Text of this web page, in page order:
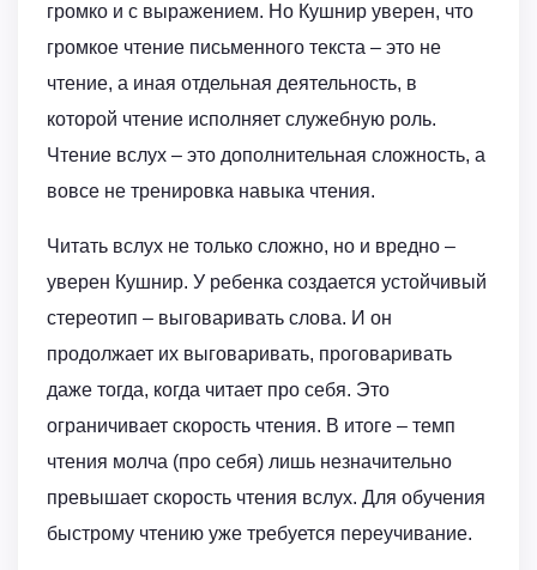
громко и с выражением. Но Кушнир уверен, что
громкое чтение письменного текста – это не
чтение, а иная отдельная деятельность, в
которой чтение исполняет служебную роль.
Чтение вслух – это дополнительная сложность, а
вовсе не тренировка навыка чтения.
Читать вслух не только сложно, но и вредно –
уверен Кушнир. У ребенка создается устойчивый
стереотип – выговаривать слова. И он
продолжает их выговаривать, проговаривать
даже тогда, когда читает про себя. Это
ограничивает скорость чтения. В итоге – темп
чтения молча (про себя) лишь незначительно
превышает скорость чтения вслух. Для обучения
быстрому чтению уже требуется переучивание.